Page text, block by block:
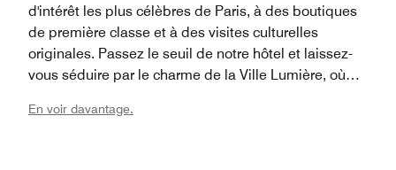
d'intérêt les plus célèbres de Paris, à des boutiques
de première classe et à des visites culturelles
originales. Passez le seuil de notre hôtel et laissez-
vous séduire par le charme de la Ville Lumière, où
surprise.
En voir davantage.